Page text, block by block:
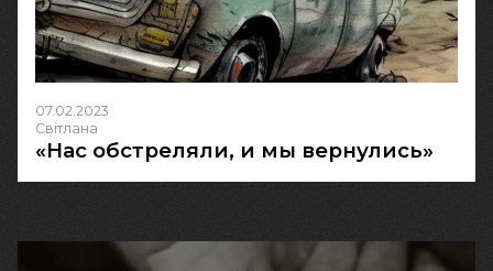
07.02.2023
Світлана
«Нас обстреляли, и мы вернулись»